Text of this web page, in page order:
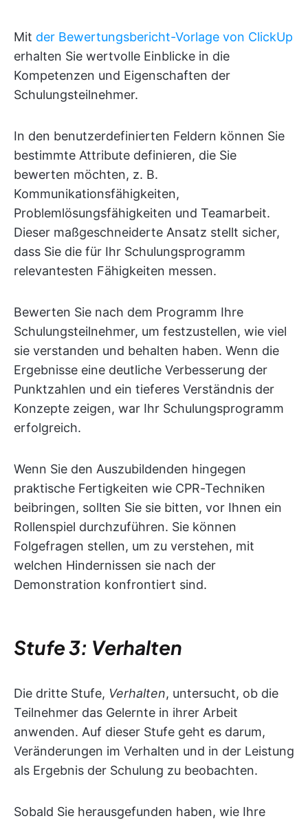
Mit der Bewertungsbericht-Vorlage von ClickUp
erhalten Sie wertvolle Einblicke in die
Kompetenzen und Eigenschaften der
Schulungsteilnehmer.
In den benutzerdefinierten Feldern können Sie
bestimmte Attribute definieren, die Sie
bewerten möchten, z. B.
Kommunikationsfähigkeiten,
Problemlösungsfähigkeiten und Teamarbeit.
Dieser maßgeschneiderte Ansatz stellt sicher,
dass Sie die für Ihr Schulungsprogramm
relevantesten Fähigkeiten messen.
Bewerten Sie nach dem Programm Ihre
Schulungsteilnehmer, um festzustellen, wie viel
sie verstanden und behalten haben. Wenn die
Ergebnisse eine deutliche Verbesserung der
Punktzahlen und ein tieferes Verständnis der
Konzepte zeigen, war Ihr Schulungsprogramm
erfolgreich.
Wenn Sie den Auszubildenden hingegen
praktische Fertigkeiten wie CPR-Techniken
beibringen, sollten Sie sie bitten, vor Ihnen ein
Rollenspiel durchzuführen. Sie können
Folgefragen stellen, um zu verstehen, mit
welchen Hindernissen sie nach der
Demonstration konfrontiert sind.
Stufe 3: Verhalten
Die dritte Stufe, Verhalten, untersucht, ob die
Teilnehmer das Gelernte in ihrer Arbeit
anwenden. Auf dieser Stufe geht es darum,
Veränderungen im Verhalten und in der Leistung
als Ergebnis der Schulung zu beobachten.
Sobald Sie herausgefunden haben, wie Ihre